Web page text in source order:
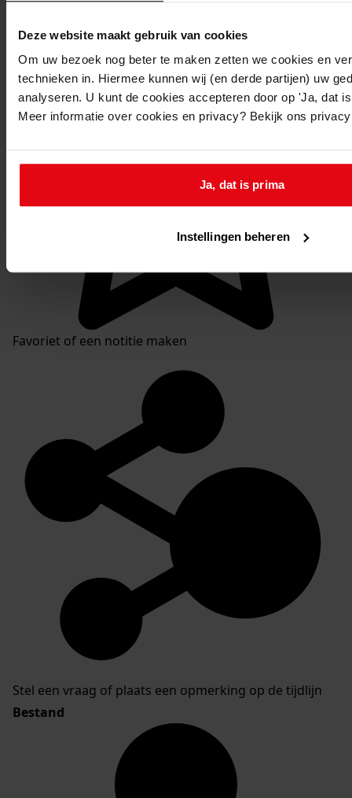
Deze website maakt gebruik van cookies
Om uw bezoek nog beter te maken zetten we cookies en
technieken in. Hiermee kunnen wij (en derde partijen) uw
analyseren. U kunt de cookies accepteren door op 'Ja, dat
Meer informatie over cookies en privacy? Bekijk ons
Ja, dat is prima
Instellingen beheren
Mijn Studiezaal
Favoriet of een notitie maken
Stel een vraag of plaats een opmerking op de tijdlijn
Bestand